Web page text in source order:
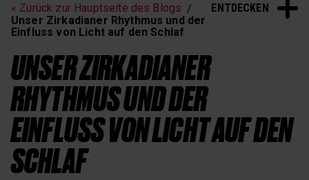
ENTDECKEN
Schlaf und Erholung
« Zurück zur Hauptseite des Blogs
Unser Zirkadianer Rhythmus und der
Einfluss von Licht auf den Schlaf
UNSER ZIRKADIANER
RHYTHMUS UND DER
EINFLUSS VON LICHT AUF DEN
SCHLAF